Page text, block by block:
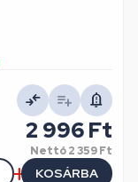
2 996 Ft
Nettó2 359 Ft
KOSÁRBA